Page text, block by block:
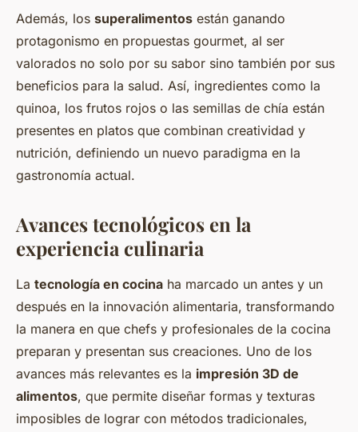
Además, los superalimentos están ganando
protagonismo en propuestas gourmet, al ser
valorados no solo por su sabor sino también por sus
beneficios para la salud. Así, ingredientes como la
quinoa, los frutos rojos o las semillas de chía están
presentes en platos que combinan creatividad y
nutrición, definiendo un nuevo paradigma en la
gastronomía actual.
Avances tecnológicos en la
experiencia culinaria
La tecnología en cocina ha marcado un antes y un
después en la innovación alimentaria, transformando
la manera en que chefs y profesionales de la cocina
preparan y presentan sus creaciones. Uno de los
avances más relevantes es la impresión 3D de
alimentos, que permite diseñar formas y texturas
imposibles de lograr con métodos tradicionales,